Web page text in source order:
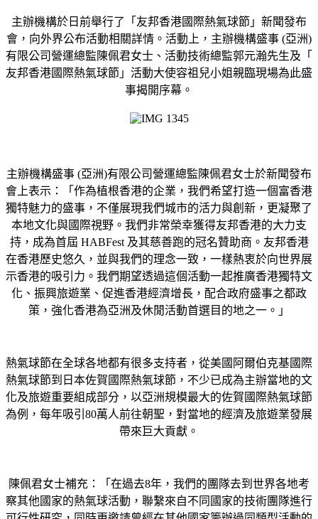
主辦機構於日前舉行了「友邦香港國際熱氣球節」新聞發布
會，向外界公布活動相關詳情。活動上，主辦機構盛事 (亞洲)
有限公司營運總監陳佩君女士、活動技術總監郭元瀚先生及「
友邦香港國際熱氣球節」活動大使容祖兒小姐親臨現場為此盛
事揭開序幕。
主辦機構盛事 (亞洲)有限公司營運總監陳佩君女士於新聞發布
會上表示：「作為植根香港的企業，我們希望打造一個富香港
獨特魅力的盛事，不僅展現我們城市的活力與創新，更凝聚了
本地文化與國際視野。我們非常榮幸獲得友邦香港的大力支
持，成為首屆 HABFest 及其慈善跑的冠名贊助商。友邦香港
在香港歷史悠久，並與我們的理念一致，一樣熱衷於向世界展
示香港的吸引力。我們期望透過這個活動一起推廣香港獨特文
化、振興旅遊業、促進香港經濟增長，配合政府盛事之都政
策，強化香港為亞洲及休閒活動首選目的地之一。」
熱氣球節在全球各地都有很多支持者，從美國阿爾伯克基國際
熱氣球節到日本佐賀國際熱氣球節，不少已成為主辦當地的文
化及旅遊重要組成部分，以亞洲規模最大的佐賀國際熱氣球節
為例，每年吸引80萬人前往朝聖，對當地的經濟及旅遊業發展
帶來巨大貢獻。
陳佩君女士補充：「在過去8年，我們的團隊去到世界各地考
察其他國家的熱氣球活動，聯繫來自不同國家的技術團隊進行